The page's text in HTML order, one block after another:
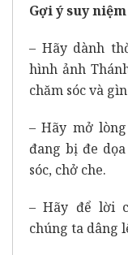
Gợi ý suy niệm
– Hãy dành
hình ảnh
chăm sóc và
– Hãy mở
đang bị đe
sóc, chở che.
– Hãy để lời
chúng ta dâng